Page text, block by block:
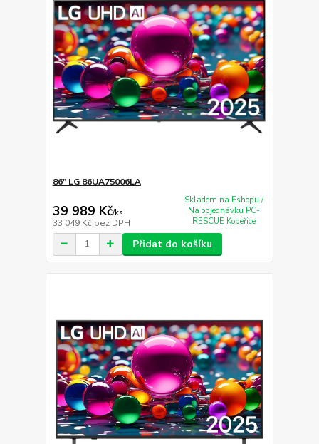
86" LG 86UA75006LA
39 989 Kč/ks
33 049 Kč bez DPH
Skladem na Eshopu /
Na objednávku PC-
RESCUE Kobeřice
Přidat do košíku